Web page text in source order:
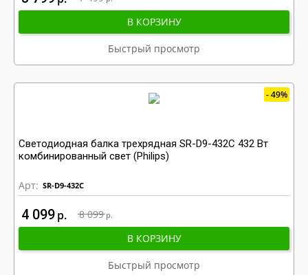
В КОРЗИНУ
Быстрый просмотр
49%
Светодиодная балка трехрядная SR-D9-432C 432 Вт
комбинированный свет (Philips)
Арт: SR-D9-432C
8 099 р
4 099р
В КОРЗИНУ
Быстрый просмотр